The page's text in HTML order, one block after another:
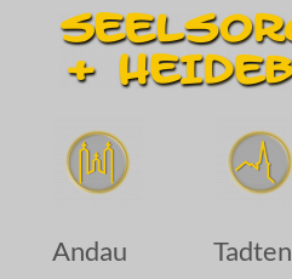
Andau Tadten